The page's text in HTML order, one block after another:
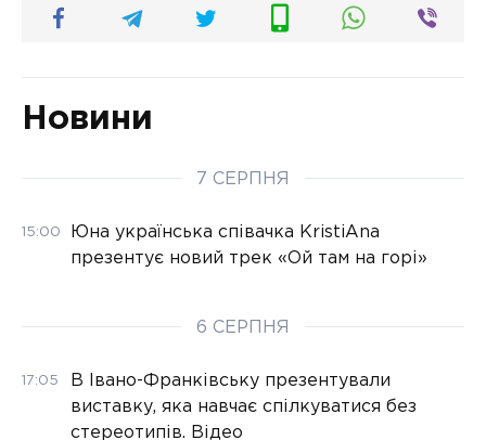
Новини
7 СЕРПНЯ
15:00
Юна українська співачка KristiAna
презентує новий трек «Ой там на горі»
6 СЕРПНЯ
17:05
В Івано-Франківську презентували
виставку, яка навчає спілкуватися без
стереотипів. Відео